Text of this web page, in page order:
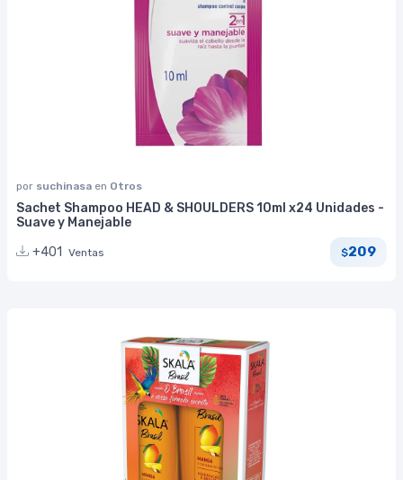
por suchinasa en Otros
Sachet Shampoo HEAD & SHOULDERS 10ml x24 Unidades -
Suave y Manejable
+401
Ventas $209